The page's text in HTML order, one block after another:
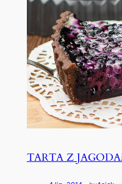
TARTA Z